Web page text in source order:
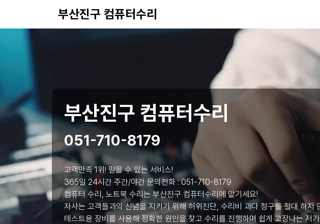
부산진구 컴퓨터수리
부산진구 컴퓨터수리
051-710-8179
고객만족 1위! 믿을 수 있는 서비스!
365일 24시간 주간/야간 문의전화 :051-710-8179
컴퓨터 수리, 노트북 수리는 부산진구 컴퓨터수리에 맡기세요!
자사는 고객들과의 신념을 지키기 위해 허위진단, 수리비 과다 청구를 절대 하지
테스트용 장비를 사용해 정확한 원인을 찾고 수리를 진행하며 쉽게 고장나는 저